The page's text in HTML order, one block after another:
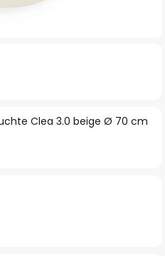
Clea 3.0 beige Ø 70 cm